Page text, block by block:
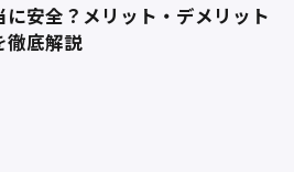
安全？メリット・デメリット
徹底解説